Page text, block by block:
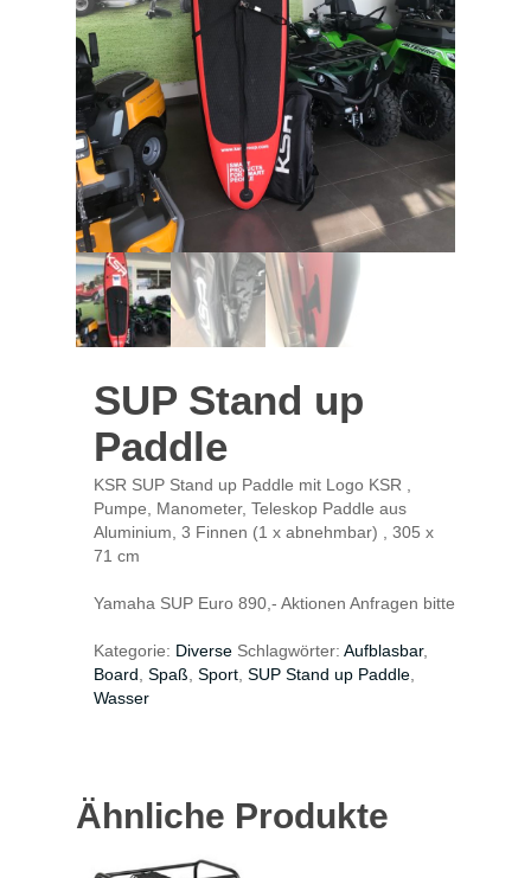
SUP Stand up
Paddle
KSR SUP Stand up Paddle mit Logo KSR ,
Pumpe, Manometer, Teleskop Paddle aus
Aluminium, 3 Finnen (1 x abnehmbar) , 305 x
71 cm
Yamaha SUP Euro 890,- Aktionen Anfragen bitte
Kategorie: Diverse Schlagwörter: Aufblasbar,
Board Spaß Sport SUP Stand up Paddle
Wasser
Ähnliche Produkte